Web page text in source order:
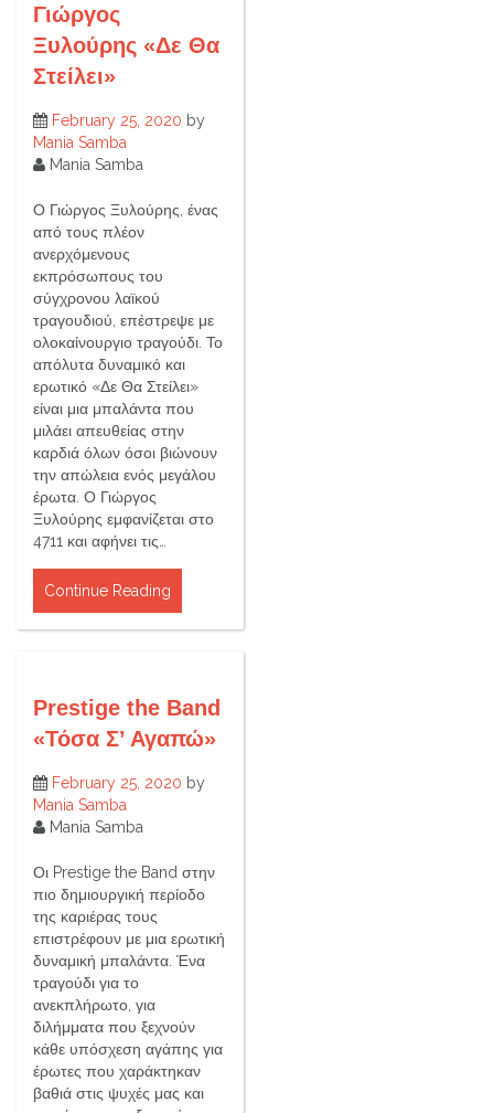
Γιώργος
Ξυλούρης «Δε Θα
Στείλει»
February 25, 2020 by
Mania Samba
Mania Samba
Ο Γιώργος Ξυλούρης, ένας
από τους πλέον
ανερχόμενους
εκπρόσωπους του
σύγχρονου λαϊκού
τραγουδιού, επέστρεψε με
ολοκαίνουργιο τραγούδι. Το
απόλυτα δυναμικό και
ερωτικό «Δε Θα Στείλει»
είναι μια μπαλάντα που
μιλάει απευθείας στην
καρδιά όλων όσοι βιώνουν
την απώλεια ενός μεγάλου
έρωτα. Ο Γιώργος
Ξυλούρης εμφανίζεται στο
4711 και αφήνει τις…
Continue Reading
Prestige the Band
«Τόσα Σ’ Αγαπώ»
February 25, 2020 by
Mania Samba
Mania Samba
Οι Prestige the Band στην
πιο δημιουργική περίοδο
της καριέρας τους
επιστρέφουν με μια ερωτική
δυναμική μπαλάντα. Ένα
τραγούδι για το
ανεκπλήρωτο, για
διλήμματα που ξεχνούν
κάθε υπόσχεση αγάπης για
έρωτες που χαράκτηκαν
βαθιά στις ψυχές μας και